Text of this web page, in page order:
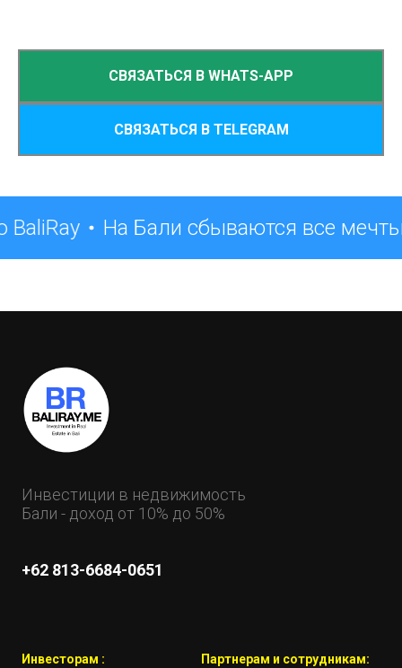
СВЯЗАТЬСЯ В WHATS-APP
СВЯЗАТЬСЯ В TELEGRAM
На Бали сбываются все
Инвестиции в недвижимость
Бали - доход от 10% до 50%
+62 813-6684-0651
Инвесторам :
Партнерам и сотрудникам: